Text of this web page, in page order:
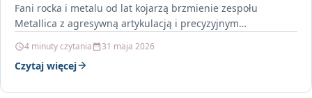
Fani rocka i metalu od lat kojarzą brzmienie zespołu
Metallica z agresywną artykulacją i precyzyjnym
4 minuty czytania 31 maja 2026
Czytaj więcej